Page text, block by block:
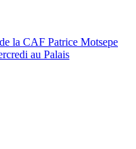
la CAF Patrice Motsepe
au Palais